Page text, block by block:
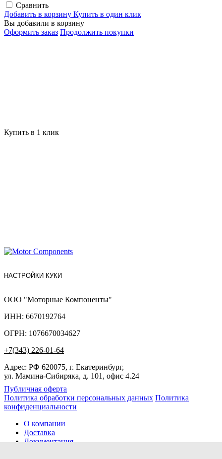
Сравнить
Добавить в корзину Купить в один клик
Вы добавили в корзину
Оформить заказ Продолжить покупки
Купить в 1 клик
НАСТРОЙКИ КУКИ
ООО "Моторные Компоненты"
ИНН: 6670192764
ОГРН: 1076670034627
+7(343) 226-01-64
Адрес: РФ 620075, г. Екатеринбург,
ул. Мамина-Сибиряка, д. 101, офис 4.24
Публичная оферта
Политика обработки персональных данных Политика
конфиденциальности
О компании
Доставка
Документация